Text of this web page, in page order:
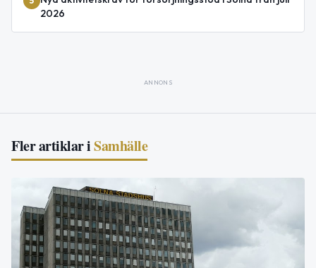
2026
ANNONS
Fler artiklar iSamhälle